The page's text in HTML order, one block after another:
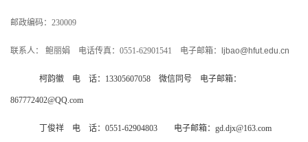
邮政编码：230009
联系人： 鲍丽娟 电话传真：0551-62901541 电子邮箱： ljbao@hfut.edu.cn
柯韵徽 电 话：13305607058 微信同号 电子邮箱：
867772402@QQ.com
丁俊祥 电 话：0551-62904803 电子邮箱：gd.djx@163.com